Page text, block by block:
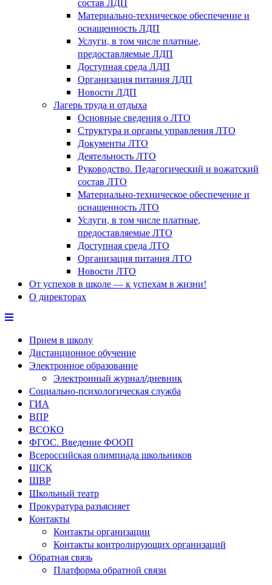
Материально-техническое обеспечение и
оснащенность ЛДП
Услуги, в том числе платные,
предоставляемые ЛДП
Доступная среда ЛДП
Организация питания ЛДП
Новости ЛДП
Лагерь труда и отдыха
Основные сведения о ЛТО
Структура и органы управления ЛТО
Документы ЛТО
Деятельность ЛТО
Руководство. Педагогический и вожатский
состав ЛТО
Материально-техническое обеспечение и
оснащенность ЛТО
Услуги, в том числе платные,
предоставляемые ЛТО
Доступная среда ЛТО
Организация питания ЛТО
Новости ЛТО
От успехов в школе — к успехам в жизни!
О директорах
Прием в школу
Дистанционное обучение
Электронное образование
Электронный журнал/дневник
Социально-психологическая служба
ГИА
ВПР
ВСОКО
ФГОС. Введение ФООП
Всероссийская олимпиада школьников
ШСК
ШВР
Школьный театр
Прокуратура разъясняет
Контакты
Контакты организации
Контакты контролирующих организаций
Обратная связь
Платформа обратной связи